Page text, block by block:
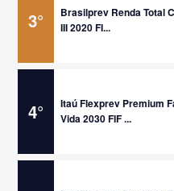
3°
Brasilprev Renda Total
III 2020 FI...
4°
Itaú Flexprev Premium
Vida 2030 FIF ...